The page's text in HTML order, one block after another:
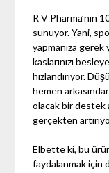
R V Pharma’nın
sunuyor. Yani,
yapmanıza
kaslarınızı
hızlandırıyor.
hemen
olacak bir destek
gerçekten
Elbette ki, bu
faydalanmak için